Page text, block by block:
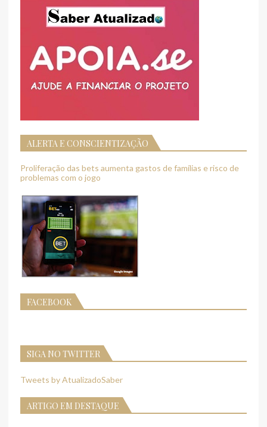
ALERTA E CONSCIENTIZAÇÃO
Proliferação das bets aumenta gastos de famílias e risco de
problemas com o jogo
FACEBOOK
SIGA NO TWITTER
Tweets by AtualizadoSaber
ARTIGO EM DESTAQUE